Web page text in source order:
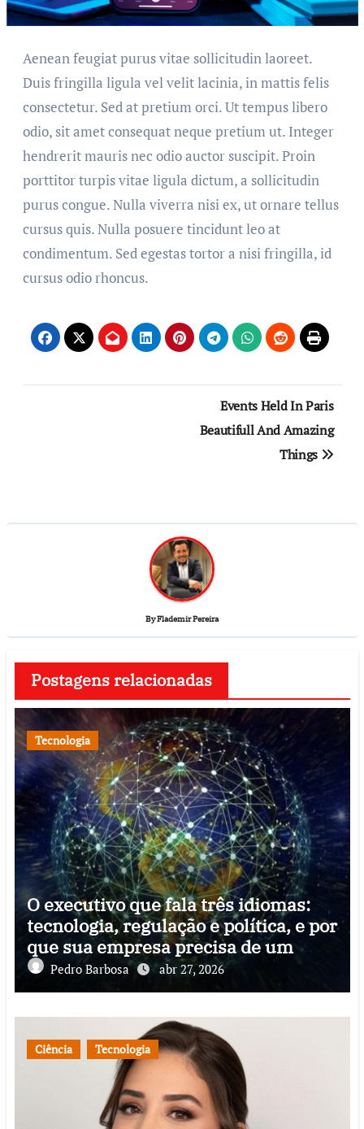
Aenean feugiat purus vitae sollicitudin laoreet.
Duis fringilla ligula vel velit lacinia, in mattis felis
consectetur. Sed at pretium orci. Ut tempus libero
odio, sit amet consequat neque pretium ut. Integer
hendrerit mauris nec odio auctor suscipit. Proin
porttitor turpis vitae ligula dictum, a sollicitudin
purus congue. Nulla viverra nisi ex, ut ornare tellus
cursus quis. Nulla posuere tincidunt leo at
condimentum. Sed egestas tortor a nisi fringilla, id
cursus odio rhoncus.
Events Held In Paris
Beautifull And Amazing
Things
ByFlademir Pereira
Postagens relacionadas
Tecnologia
O executivo que fala três idiomas:
tecnologia, regulação e política, e por
que sua empresa precisa de um
Pedro Barbosa abr 27, 2026
Ciência Tecnologia